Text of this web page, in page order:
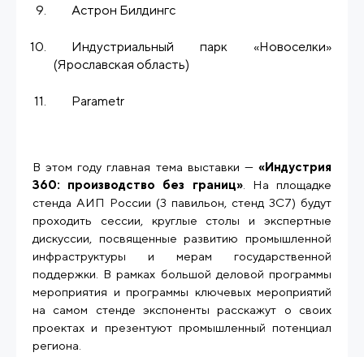
Астрон Билдингс
Индустриальный парк «Новоселки»
(Ярославская область)
Parametr
В этом году главная тема выставки — «Индустрия
360: производство без границ». На площадке
стенда АИП России (3 павильон, стенд 3С7) будут
проходить сессии, круглые столы и экспертные
дискуссии, посвященные развитию промышленной
инфраструктуры и мерам государственной
поддержки. В рамках большой деловой программы
мероприятия и программы ключевых мероприятий
на самом стенде экспоненты расскажут о своих
проектах и презентуют промышленный потенциал
региона.